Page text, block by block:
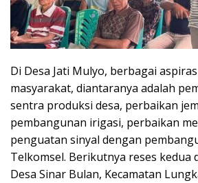
Di Desa Jati Mulyo, berbagai
masyarakat, diantaranya adalah
sentra produksi desa, perbaikan
pembangunan irigasi, perbaikan
penguatan sinyal dengan
Telkomsel. Berikutnya reses kedua
Desa Sinar Bulan, Kecamatan